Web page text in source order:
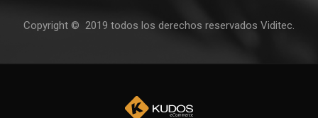
Copyright © 2019 todos los derechos reservados Viditec.